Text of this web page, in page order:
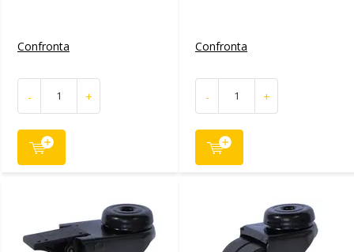
Confronta
- +
Confronta
- +